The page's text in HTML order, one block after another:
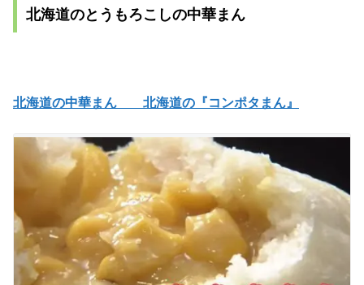
北海道のとうもろこしの中華まん
北海道の中華まん 北海道の『コンポタまん』